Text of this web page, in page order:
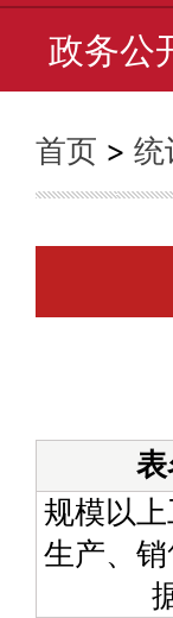
政务公
首页 > 统
表
规模以
生产、